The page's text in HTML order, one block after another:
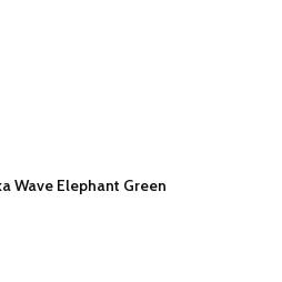
Wave Elephant Green